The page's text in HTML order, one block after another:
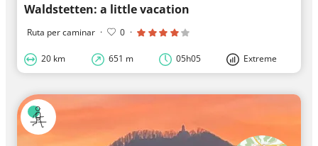
Waldstetten: a little vacation
Ruta per caminar · 0 ·
20 km 651 m 05h05 Extreme